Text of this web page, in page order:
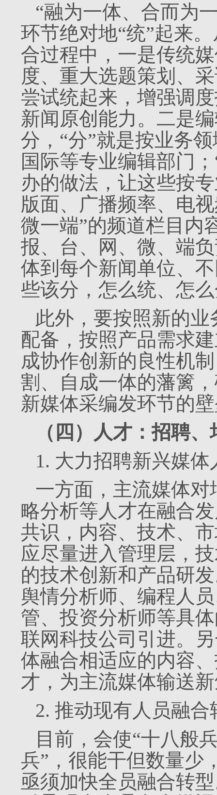
“融为一体、合而为
环节绝对地“统”起来
合过程中，一是传统
度、重大选题策划、
尝试统起来，增强调
新闻原创能力。二是
分，“分”就是按业务
国际等专业编辑部门
办的做法，让这些按
版面、广播频率、电
微一端”的频道栏目内
报、台、网、微、端
体到每个新闻单位、
些该分，怎么统、怎
此外，要按照新的
配备，按照产品需求
成协作创新的良性机
割、自成一体的藩篱
新媒体采编发环节的
（四）人才：招聘
1. 大力招聘新兴媒体
一方面，主流媒体
略分析等人才在融合
共识，内容、技术、
应尽量进入管理层，
的技术创新和产品研
舆情分析师、编程人
管、投资分析师等具
联网科技公司引进。
体融合相适应的内容
才，为主流媒体输送
2. 推动现有人员融合
目前，会使“十八般
兵”，很能干但数量少
亟须加快全员融合转